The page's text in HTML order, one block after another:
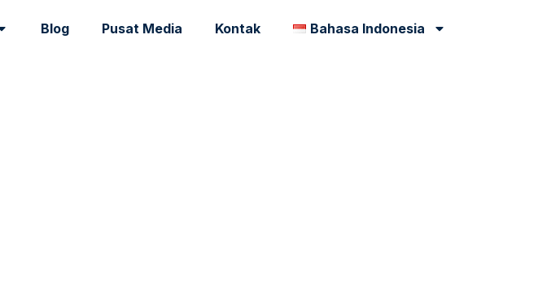
Blog Pusat Media Kontak Bahasa Indonesia